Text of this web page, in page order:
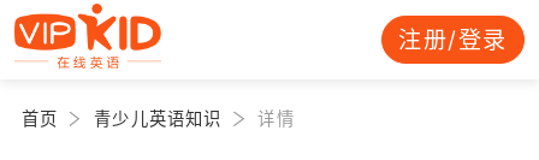
注册/登录
首页 青少儿英语知识 详情